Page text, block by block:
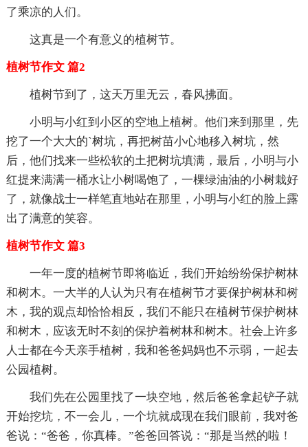
了乘凉的人们。
这真是一个有意义的植树节。
植树节作文 篇2
植树节到了，这天万里无云，春风拂面。
小明与小红到小区的空地上植树。他们来到那里，先
挖了一个大大的`树坑，再把树苗小心地移入树坑，然
后，他们找来一些松软的土把树坑填满，最后，小明与小
红提来满满一桶水让小树喝饱了，一棵绿油油的小树栽好
了，就像战士一样笔直地站在那里，小明与小红的脸上露
出了满意的笑容。
植树节作文 篇3
一年一度的植树节即将临近，我们开始纷纷保护树林
和树木。一大半的人认为只有在植树节才要保护树林和树
木，我的观点却恰恰相反，我们不能只在植树节保护树林
和树木，应该无时不刻的保护着树林和树木。社会上许多
人士都在今天亲手植树，我和爸爸妈妈也不示弱，一起去
公园植树。
我们先在公园里找了一块空地，然后爸爸拿起铲子就
开始挖坑，不一会儿，一个坑就成现在我们眼前，我对爸
爸说：“爸爸，你真棒。”爸爸回答说：“那是当然的啦！